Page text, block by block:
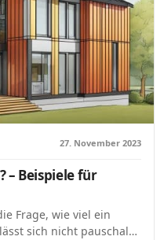
27. November 2023
– Beispiele für
Frage, wie viel ein
sich nicht pauschal…